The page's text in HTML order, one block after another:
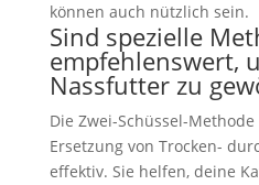
können auch nützlich sein.
Sind spezielle
empfehlenswert,
Nassfutter zu
Die Zwei-Schüssel-
Ersetzung von Trocken-
effektiv. Sie helfen, deine